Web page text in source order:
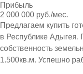
Прибыль
2 000 000 руб./мес.
Предлагаем купить
в Республике Адыгея.
собственность
1.500кв.м. Успешно